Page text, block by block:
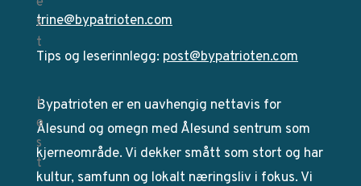
trine@bypatrioten.com
Tips og leserinnlegg: post@bypatrioten.com
Bypatrioten er en uavhengig nettavis for
Ålesund og omegn med Ålesund sentrum som
kjerneområde. Vi dekker smått som stort og har
kultur, samfunn og lokalt næringsliv i fokus. Vi